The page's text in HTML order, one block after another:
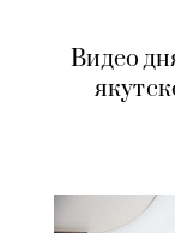
Видео